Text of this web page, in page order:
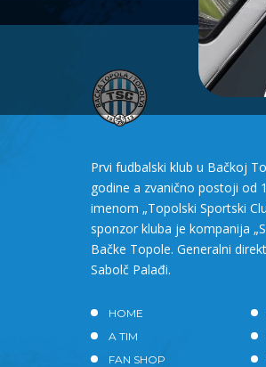
Prvi fudbalski klub u Bačkoj
godine a zvanično postoji od
imenom „Topolski Sportski
sponzor kluba je kompanija
Bačke Topole. Generalni
Sabolč Palađi.
HOME
A TIM
FAN SHOP